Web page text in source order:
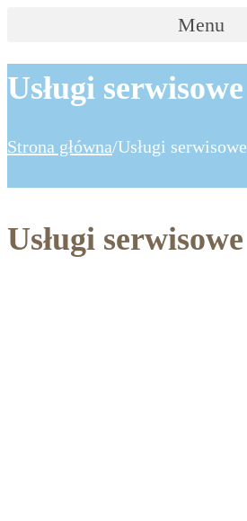
Menu
Usługi serwisowe
Strona główna/Usługi serwisowe
Usługi serwisowe